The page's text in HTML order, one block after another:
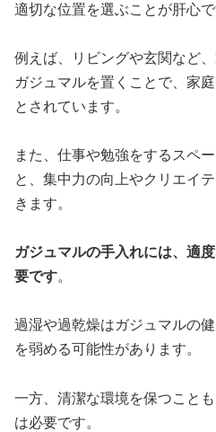
適切な位置を選ぶことが肝心で
例えば、リビングや玄関など
ガジュマルを置くことで、家
とされています。
また、仕事や勉強をするスペ
と、集中力の向上やクリエイ
きます。
ガジュマルの手入れには、適
要です。
過湿や過乾燥はガジュマルの
を弱める可能性があります。
一方、清潔な環境を保つこと
は必要です。